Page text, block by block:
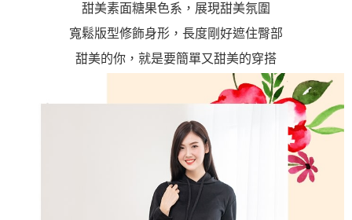
甜美素面糖果色系，展現甜美氛圍
寬鬆版型修飾身形，長度剛好遮住臀部
甜美的你，就是要簡單又甜美的穿搭